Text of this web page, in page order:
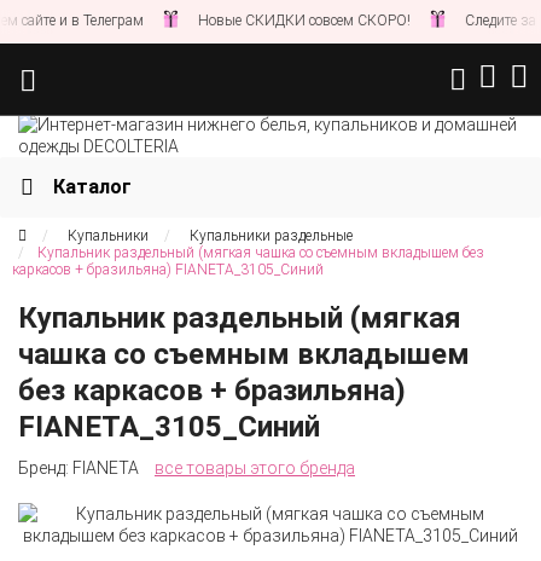
и в Телеграм Новые СКИДКИ совсем СКОРО! Следите за
Каталог
Купальники
Купальники раздельные
Купальник раздельный (мягкая чашка со съемным вкладышем без
каркасов + бразильяна) FIANETA_3105_Синий
Купальник раздельный (мягкая
чашка со съемным вкладышем
без каркасов + бразильяна)
FIANETA_3105_Синий
Бренд: FIANETA все товары этого бренда